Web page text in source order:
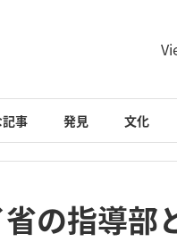
事 発見 文化
の指導部